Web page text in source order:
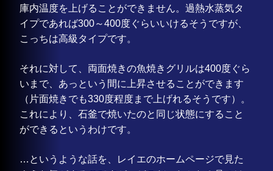
庫内温度を上げることができません。過熱水蒸気タ
イプであれば300～400度ぐらいいけるそうですが、
こっちは高級タイプです。
それに対して、両面焼きの魚焼きグリルは400度ぐら
いまで、あっという間に上昇させることができます
（片面焼きでも330度程度まで上げれるそうです）。
これにより、石釜で焼いたのと同じ状態にすること
ができるというわけです。
…というような話を、レイエのホームページで見た